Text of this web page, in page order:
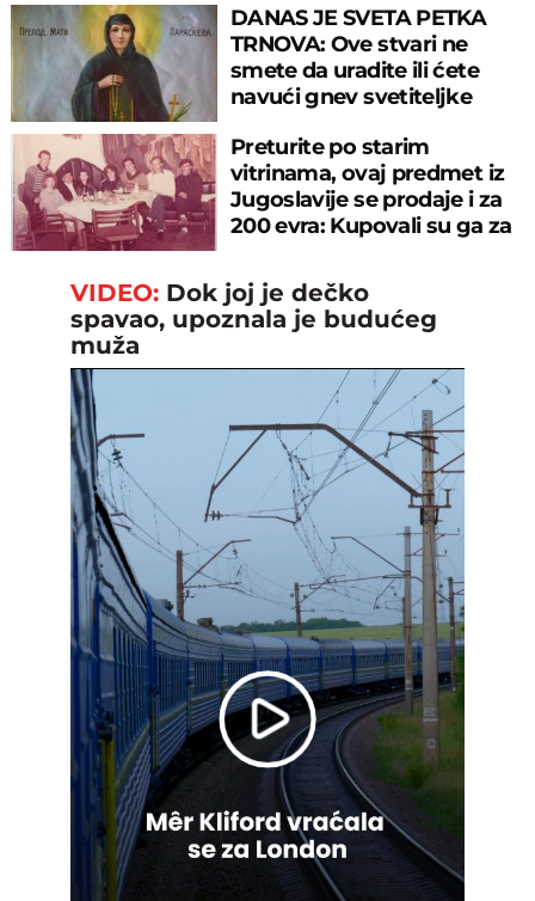
DANAS JE SVETA PETKA
TRNOVA: Ove stvari ne
smete da uradite ili ćete
navući gnev svetiteljke
Preturite po starim
vitrinama, ovaj predmet iz
Jugoslavije se prodaje i za
200 evra: Kupovali su ga za
VIDEO: Dok joj je dečko
spavao, upoznala je budućeg
muža
Play
Video